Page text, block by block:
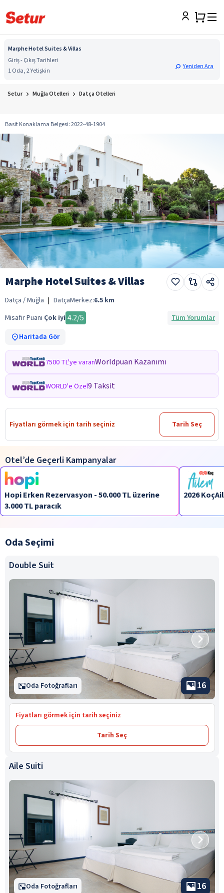
Marphe Hotel Suites & Villas
Giriş - Çıkış Tarihleri
1 Oda, 2 Yetişkin
Yeniden Ara
Setur Muğla Otelleri Datça Otelleri
Basit Konaklama Belgesi:2022-48-1904
Marphe Hotel Suites & Villas
Datça / Muğla | DatçaMerkez:6.5 km
Misafir Puanı Çok iyi 4.2/5
Tüm Yorumlar
Haritada Gör
7500 TL'ye varanWorldpuan Kazanımı
WORLD'e Özel9 Taksit
Fiyatları görmek için tarih seçiniz Tarih Seç
Otel’de Geçerli Kampanyalar
Hopi Erken Rezervasyon - 50.000 TL üzerine
3.000 TL paracık
2026
Oda Seçimi
Double Suit
Oda Fotoğrafları 16
Fiyatları görmek için tarih seçiniz
Tarih Seç
Aile Suiti
Oda Fotoğrafları 16